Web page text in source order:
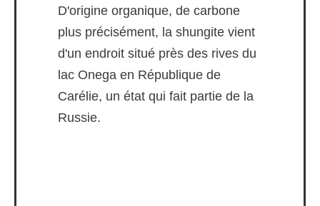
D'origine organique, de carbone
plus précisément, la shungite vient
d'un endroit situé près des rives du
lac Onega en République de
Carélie, un état qui fait partie de la
Russie.